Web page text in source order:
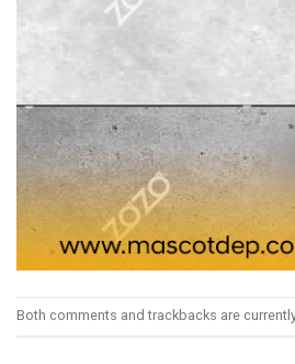
Both comments and trackbacks are